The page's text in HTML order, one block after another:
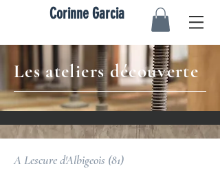
Corinne Garcia
Les ateliers découverte
A Lescure d'Albigeois (81)